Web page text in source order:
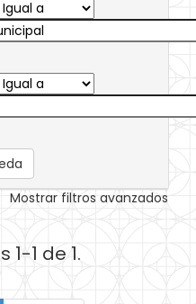
Mostrar filtros avanzados
1-1 de 1.